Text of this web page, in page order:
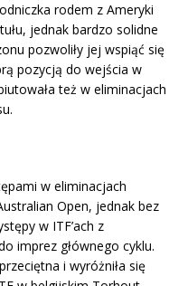
rodem z Ameryki
jednak bardzo solidne
pozwoliły jej wspiąć się
pozycją do wejścia w
też w eliminacjach
w eliminacjach
Open, jednak bez
w ITF’ach z
imprez głównego cyklu.
i wyróżniła się